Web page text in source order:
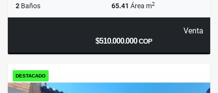
2 Baños 65.41 Área m2
Venta
$510.000.000COP
DESTACADO